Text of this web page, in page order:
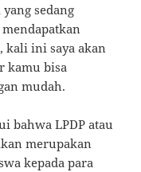
sedang
kali ini saya akan
kamu bisa
mudah.
bahwa LPDP atau
merupakan
kepada para